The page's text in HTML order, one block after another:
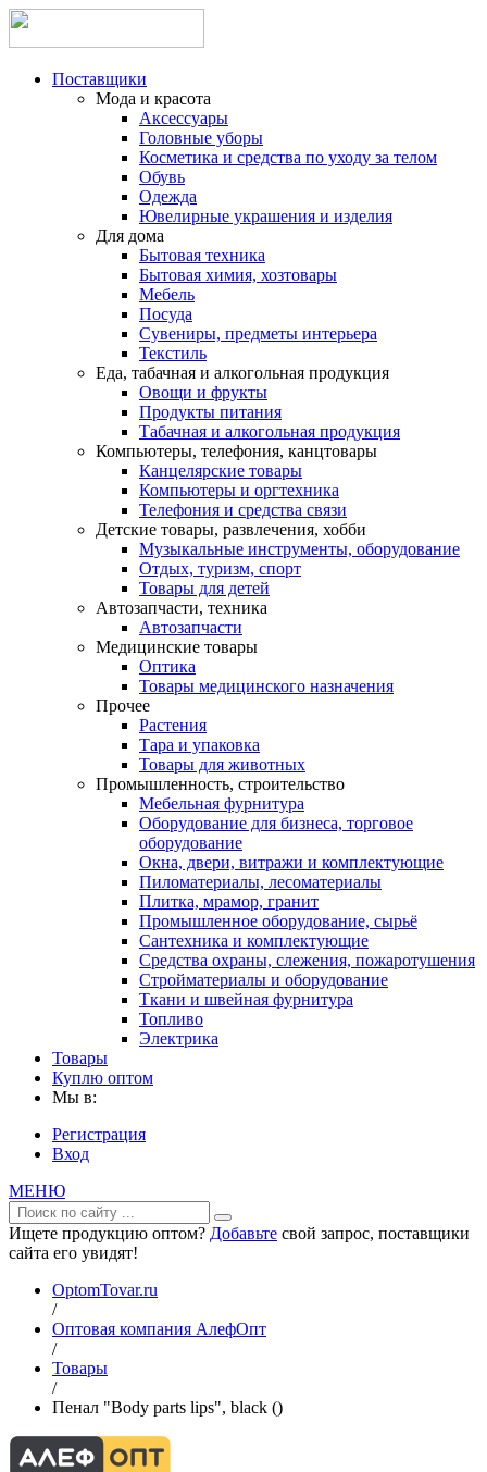
Поставщики
Мода и красота
Аксессуары
Головные уборы
Косметика и средства по уходу за телом
Обувь
Одежда
Ювелирные украшения и изделия
Для дома
Бытовая техника
Бытовая химия, хозтовары
Мебель
Посуда
Сувениры, предметы интерьера
Текстиль
Еда, табачная и алкогольная продукция
Овощи и фрукты
Продукты питания
Табачная и алкогольная продукция
Компьютеры, телефония, канцтовары
Канцелярские товары
Компьютеры и оргтехника
Телефония и средства связи
Детские товары, развлечения, хобби
Музыкальные инструменты, оборудование
Отдых, туризм, спорт
Товары для детей
Автозапчасти, техника
Автозапчасти
Медицинские товары
Оптика
Товары медицинского назначения
Прочее
Растения
Тара и упаковка
Товары для животных
Промышленность, строительство
Мебельная фурнитура
Оборудование для бизнеса, торговое
оборудование
Окна, двери, витражи и комплектующие
Пиломатериалы, лесоматериалы
Плитка, мрамор, гранит
Промышленное оборудование, сырьё
Сантехника и комплектующие
Средства охраны, слежения, пожаротушения
Стройматериалы и оборудование
Ткани и швейная фурнитура
Топливо
Электрика
Товары
Куплю оптом
Мы в:
Регистрация
Вход
МЕНЮ
Ищете продукцию оптом? Добавьте свой запрос, поставщики
сайта его увидят!
OptomTovar.ru
/
Оптовая компания АлефОпт
/
Товары
/
Пенал "Body parts lips", black ()